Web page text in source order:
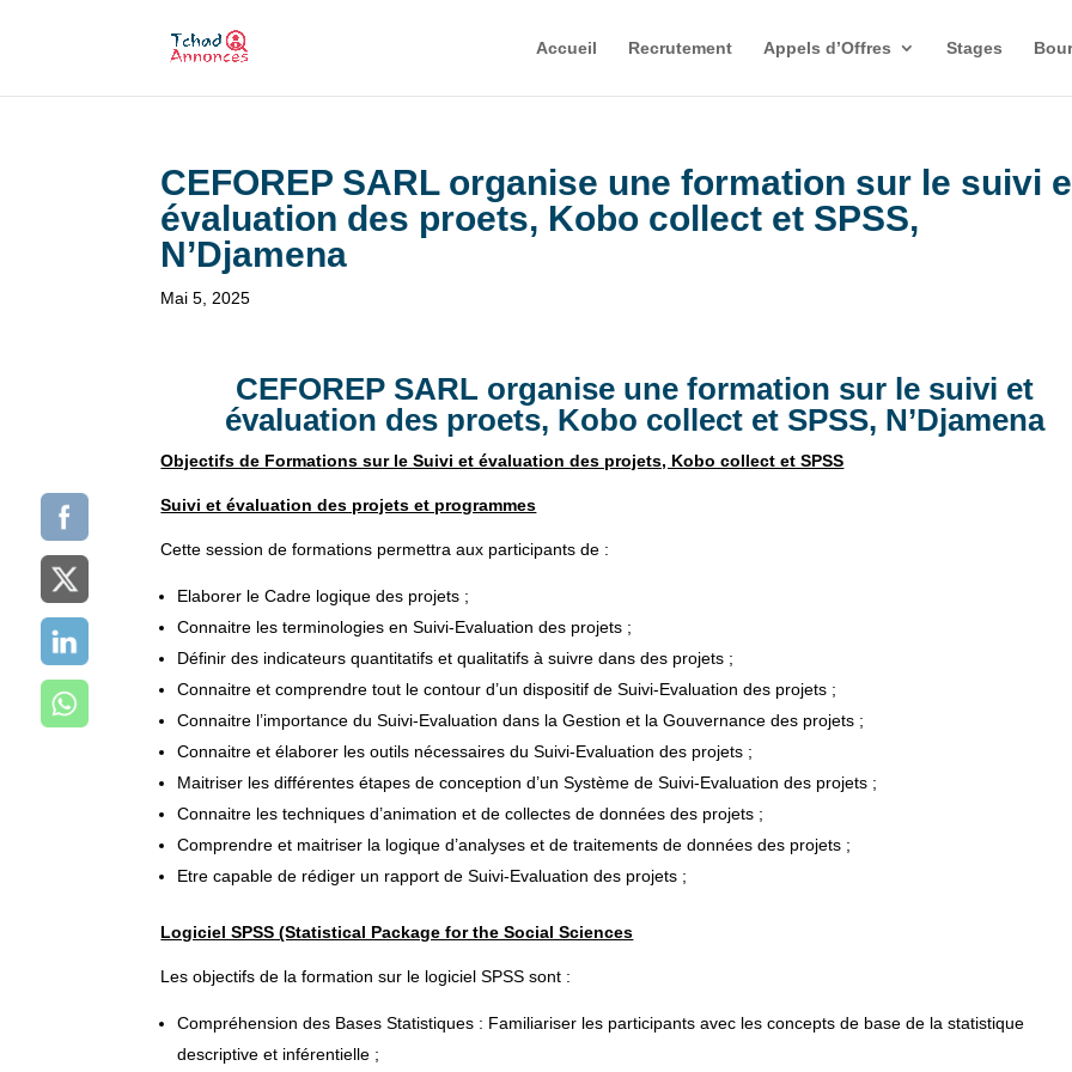
Accueil Recrutement Appels d’Offres Stages
CEFOREP SARL organise une formation sur le suivi
évaluation des proets, Kobo collect et SPSS,
N’Djamena
Mai 5, 2025
CEFOREP SARL organise une formation sur le suivi et
évaluation des proets, Kobo collect et SPSS, N’Djamena
Objectifs de Formations sur le Suivi et évaluation des projets, Kobo collect et SPSS
Suivi et évaluation des projets et programmes
Cette session de formations permettra aux participants de :
Elaborer le Cadre logique des projets ;
Connaitre les terminologies en Suivi-Evaluation des projets ;
Définir des indicateurs quantitatifs et qualitatifs à suivre dans des projets ;
Connaitre et comprendre tout le contour d’un dispositif de Suivi-Evaluation des projets ;
Connaitre l’importance du Suivi-Evaluation dans la Gestion et la Gouvernance des projets ;
Connaitre et élaborer les outils nécessaires du Suivi-Evaluation des projets ;
Maitriser les différentes étapes de conception d’un Système de Suivi-Evaluation des projets ;
Connaitre les techniques d’animation et de collectes de données des projets ;
Comprendre et maitriser la logique d’analyses et de traitements de données des projets ;
Etre capable de rédiger un rapport de Suivi-Evaluation des projets ;
Logiciel SPSS (Statistical Package for the Social Sciences
Les objectifs de la formation sur le logiciel SPSS sont :
Compréhension des Bases Statistiques : Familiariser les participants avec les concepts de base de la statistique
descriptive et inférentielle ;